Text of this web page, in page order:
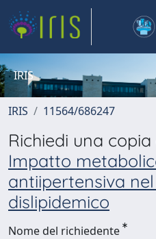
IRIS
IRIS 11564/686247
Richiedi una
Impatto
antiipertensiva
dislipidemico
Nome del richiedente